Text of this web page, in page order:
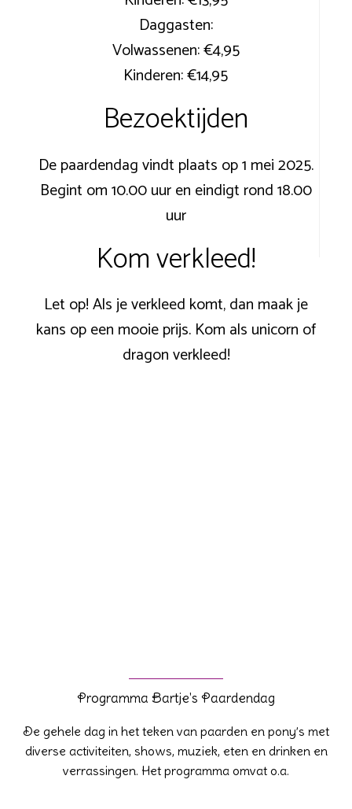
Daggasten:
Volwassenen: €4,95
Kinderen: €14,95
Bezoektijden
De paardendag vindt plaats op 1 mei 2025.
Begint om 10.00 uur en eindigt rond 18.00
uur
Kom verkleed!
Let op! Als je verkleed komt, dan maak je
kans op een mooie prijs. Kom als unicorn of
dragon verkleed!
Programma Bartje's Paardendag
De gehele dag in het teken van paarden en pony’s met
diverse activiteiten, shows, muziek, eten en drinken en
verrassingen. Het programma omvat o.a.